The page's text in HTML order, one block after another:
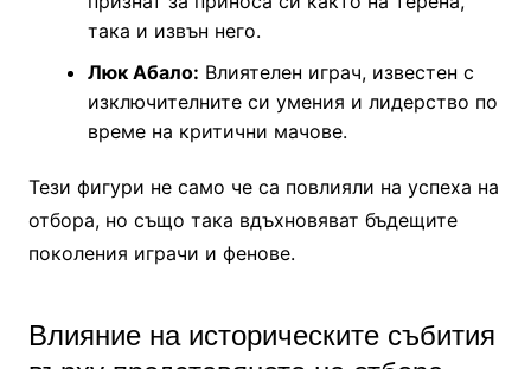
така и извън него.
Люк Абало: Влиятелен играч, известен с
изключителните си умения и лидерство по
време на критични мачове.
Тези фигури не само че са повлияли на успеха на
отбора, но също така вдъхновяват бъдещите
поколения играчи и фенове.
Влияние на историческите събития